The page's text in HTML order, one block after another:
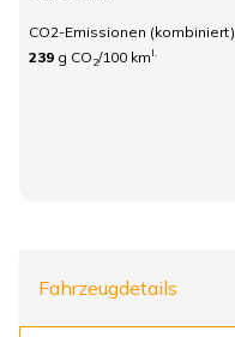
CO2-Emissionen
239 g CO 2/100 km I.
Fahrzeugdetails